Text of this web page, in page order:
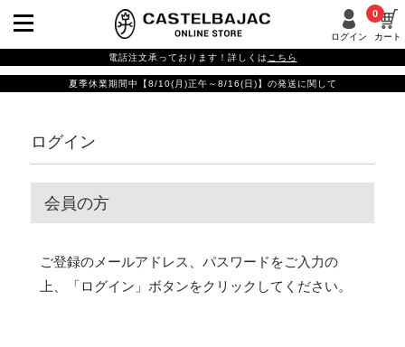
ログイン カート
0
電話注文承っております！詳しくは こちら
夏季休業期間中【8/10(月)正午～8/16(日)】の発送に関して
ログイン
会員の方
ご登録のメールアドレス、パスワードをご入力の
上、「ログイン」ボタンをクリックしてください。